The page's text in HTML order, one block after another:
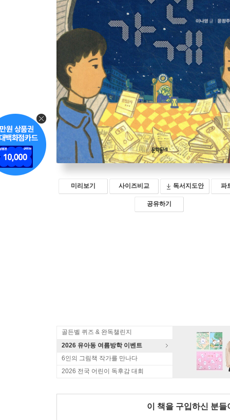
미리보기 사이즈비교 독서지도안 파
공유하기
골든벨 퀴즈 & 완독챌린지
2026 유아동 여름방학 이벤트
6인의 그림책 작가를 만나다
2026 전국 어린이 독후감 대회
이 책을 구입하신 분